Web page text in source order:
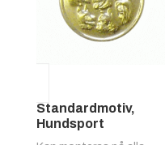
Standardmotiv,
Hundsport